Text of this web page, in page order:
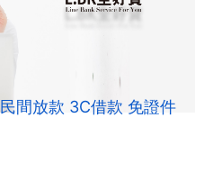
民間放款 3C借款 免證件